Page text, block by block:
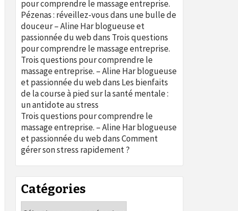
pour comprendre le massage entreprise.
Pézenas : réveillez-vous dans une bulle de
douceur – Aline Har blogueuse et
passionnée du webdans Trois questions
pour comprendre le massage entreprise.
Trois questions pour comprendre le
massage entreprise. – Aline Har blogueuse
et passionnée du webdans Les bienfaits
de la course à pied sur la santé mentale :
un antidote au stress
Trois questions pour comprendre le
massage entreprise. – Aline Har blogueuse
et passionnée du webdansComment
gérer son stress rapidement ?
Catégories